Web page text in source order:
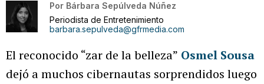
Por Bárbara Sepúlveda Núñez
Periodista de Entretenimiento
barbara.sepulveda@gfrmedia.com
El reconocido “zar de la belleza” Osmel Sousa
dejó a muchos cibernautas sorprendidos luego